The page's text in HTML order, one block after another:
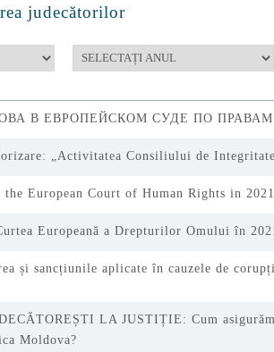
judecătorilor
В ЕВРОПЕЙСКОМ СУДЕ ПО ПРАВАМ
„Activitatea Consiliului de
European Court of Human Rights in 2021
Europeană a Drepturilor Omului în
și sancțiunile aplicate în cauzele de
LA JUSTIȚIE: Cum
Moldova?